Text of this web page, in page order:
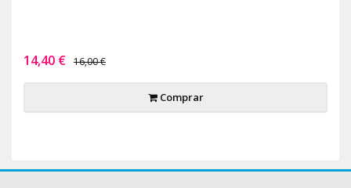
14,40 € 16,00 €
Comprar